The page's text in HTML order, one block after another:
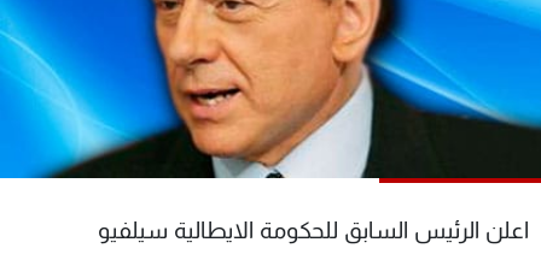
اعلن الرئيس السابق للحكومة الايطالية سيلفيو
كأس العالم
البرامج
الترددات